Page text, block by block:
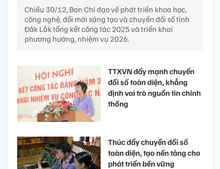
Chiều 30/12, Ban Chỉ đạo về phát triển khoa học,
công nghệ, đổi mới sáng tạo và chuyển đổi số tỉnh
Đắk Lắk tổng kết công tác 2025 và triển khai
phương hướng, nhiệm vụ 2026.
TTXVN đẩy mạnh chuyển
đổi số toàn diện, khẳng
định vai trò nguồn tin chính
thống
Thúc đẩy chuyển đổi số
toàn diện, tạo nền tảng cho
phát triển bền vững